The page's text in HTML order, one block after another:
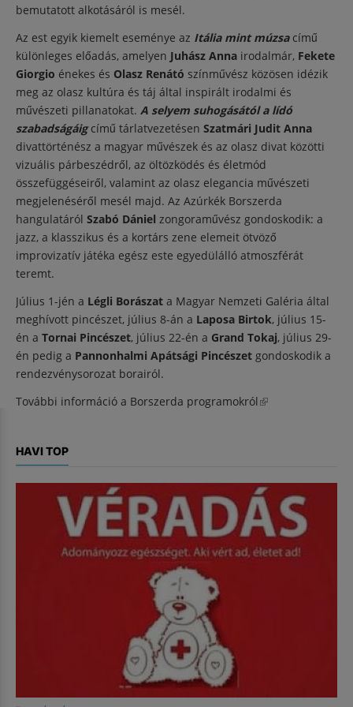
bemutatott alkotásáról is mesél.
Az est egyik kiemelt eseménye az Itália mint múzsacímű
különleges előadás, amelyen Juhász Anna irodalmár, Fekete
Giorgio énekes és Olasz Renátó színművész közösen idézik
meg az olasz kultúra és táj által inspirált irodalmi és
művészeti pillanatokat. A selyem suhogásától a lídó
szabadságáig című tárlatvezetésen Szatmári Judit Anna
divattörténész a magyar művészek és az olasz divat közötti
vizuális párbeszédről, az öltözködés és életmód
összefüggéseiről, valamint az olasz elegancia művészeti
megjelenéséről mesél majd. Az Azúrkék Borszerda
hangulatáról Szabó Dániel zongoraművész gondoskodik: a
jazz, a klasszikus és a kortárs zene elemeit ötvöző
improvizatív játéka egész este egyedülálló atmoszférát
teremt.
Július 1-jén a Légli Borászat a Magyar Nemzeti Galéria által
meghívott pincészet, július 8-án a Laposa Birtok, július 15-
én a Tornai Pincészet, július 22-én a Grand Tokaj, július 29-
én pedig a Pannonhalmi Apátsági Pincészet gondoskodik a
rendezvénysorozat borairól.
További információ a Borszerda programokról(külső hivatkozás)
HAVI TOP